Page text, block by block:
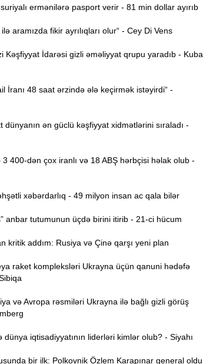
ermənilərə pasport verir - 81 min dollar ayırıb
aramızda fikir ayrılıqları olur“ - Cey Di Vens
İdarəsi gizli əməliyyat qrupu yaradıb - Kuba
İranı 48 saat ərzində ələ keçirmək istəyirdi“ -
ən güclü kəşfiyyat xidmətlərini sıraladı -
400-dən çox iranlı və 18 ABŞ hərbçisi həlak olub -
xəbərdarlıq - 49 milyon insan ac qala bilər
anbar tutumunun üçdə birini itirib - 21-ci hücum
kritik addım: Rusiya və Çinə qarşı yeni plan
raket kompleksləri Ukrayna üçün qanuni hədəfə
və Avropa rəsmiləri Ukrayna ilə bağlı gizli görüş
iqtisadiyyatının liderləri kimlər olub? - Siyahı
bir ilk: Polkovnik Özlem Karapınar general oldu